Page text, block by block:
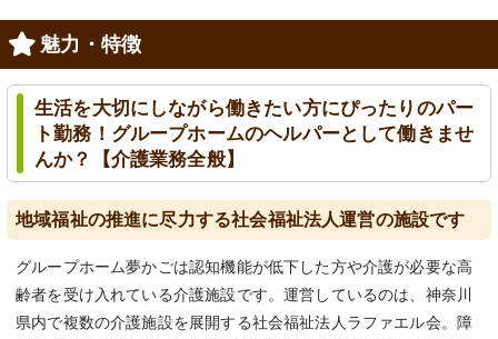
魅力・特徴
生活を大切にしながら働きたい方にぴったりのパー
ト勤務！グループホームのヘルパーとして働きませ
んか？【介護業務全般】
地域福祉の推進に尽力する社会福祉法人運営の施設です
グループホーム夢かごは認知機能が低下した方や介護が必要な高
齢者を受け入れている介護施設です。運営しているのは、神奈川
県内で複数の介護施設を展開する社会福祉法人ラファエル会。障